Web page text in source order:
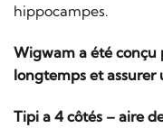
hippocampes.
Wigwam a été
longtemps et assurer
Tipi a 4 côtés – aire